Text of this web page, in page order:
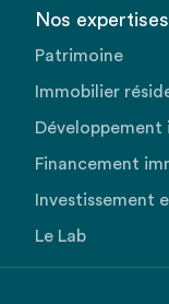
Nos expertises
Patrimoine
Immobilier
Développement
Financement
Investissement
Le Lab